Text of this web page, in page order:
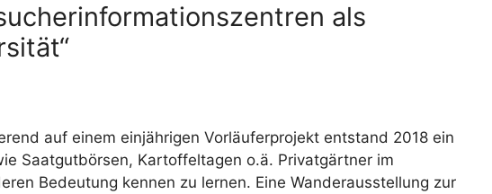
als
auf einem einjährigen Vorläuferprojekt entstand 2018 ein
Saatgutbörsen, Kartoffeltagen o.ä. Privatgärtner im
Bedeutung kennen zu lernen. Eine Wanderausstellung zur